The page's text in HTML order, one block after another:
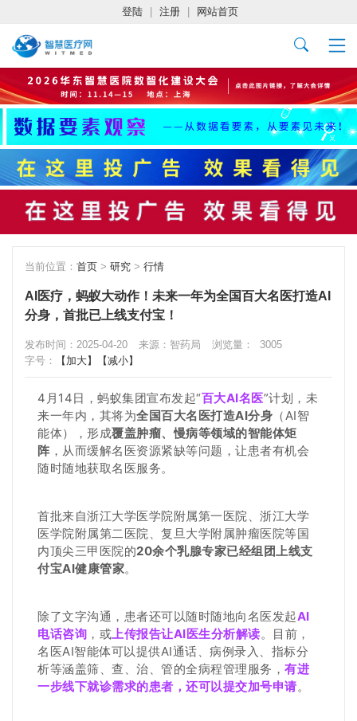
登陆 注册 网站首页
当前位置： 首页 > 研究 > 行情
AI医疗，蚂蚁大动作！未来一年为全国百大名医打造AI
分身，首批已上线支付宝！
发布时间：2025-04-20 来源：智药局 浏览量：
3005
字号：
【加大】 【减小】
4月14日，蚂蚁集团宣布发起“百大AI名医”计划，未
来一年内，其将为全国百大名医打造AI分身 （AI智
能体），形成覆盖肿瘤、慢病等领域的智能体矩
阵，从而缓解名医资源紧缺等问题，让患者有机会
随时随地获取名医服务。
首批来自浙江大学医学院附属第一医院、浙江大学
医学院附属第二医院、复旦大学附属肿瘤医院等国
内顶尖三甲医院的20余个乳腺专家已经组团上线支
付宝AI健康管家。
除了文字沟通，患者还可以随时随地向名医发起AI
电话咨询 ，或 上传报告让AI医生分析解读。目前，
名医AI智能体可以提供AI通话、病例录入、指标分
析等涵盖筛、查、治、管的全病程管理服务， 有进
一步线下就诊需求的患者，还可以提交加号申请。